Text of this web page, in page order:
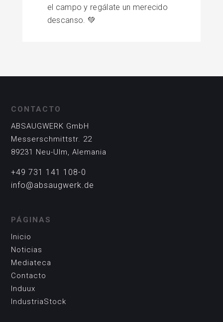
el campo y regálate un merecido
descanso. 💚
CONTACTO
ABSAUGWERK GmbH
Messerschmittstr. 22
89231 Neu-Ulm, Alemania
+49 731 141 108-0
info@absaugwerk.de
PÁGINAS
Inicio
Noticias
Mediateca
Contacto
Induux
IndustriaStock